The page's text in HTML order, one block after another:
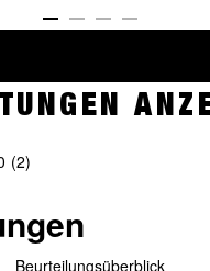
ITEM 01 (CURRENT
ITEM 02ITEM 03ITEM 04
(2)